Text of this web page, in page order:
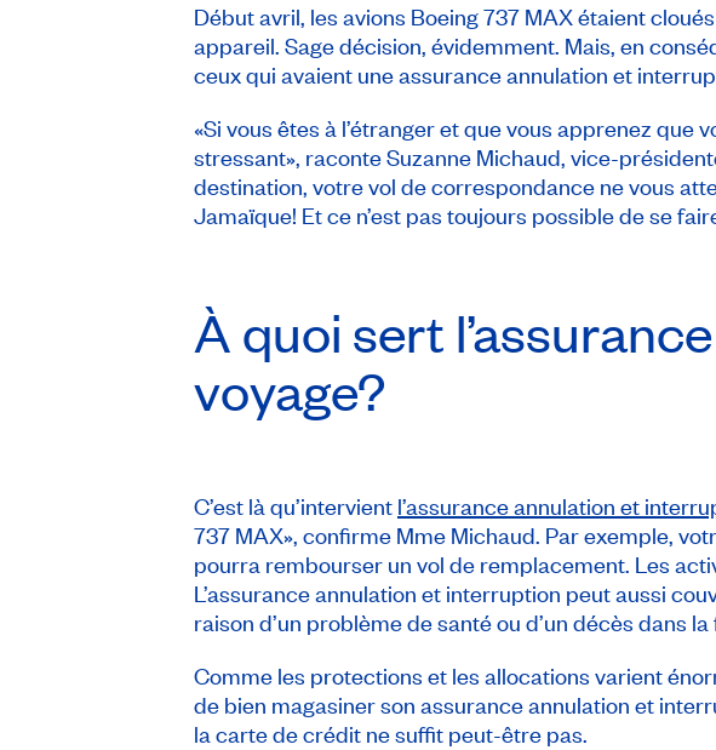
Début avril, les avions Boeing 737 MAX étaient
appareil. Sage décision, évidemment. Mais, en
ceux qui avaient une assurance annulation et
«Si vous êtes à l’étranger et que vous apprenez
stressant», raconte Suzanne Michaud, vice-
destination, votre vol de correspondance ne vous
Jamaïque! Et ce n’est pas toujours possible de se
À quoi sert
voyage?
C’est là qu’intervient l’assurance annulation et
737 MAX», confirme Mme Michaud. Par exemple,
pourra rembourser un vol de remplacement. Les
L’assurance annulation et interruption peut aussi
raison d’un problème de santé ou d’un décès dans
Comme les protections et les allocations varient
de bien magasiner son assurance annulation et
la carte de crédit ne suffit peut-être pas.